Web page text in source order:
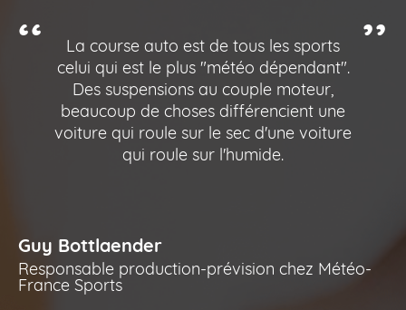
La course auto est de tous les sports
celui qui est le plus "météo dépendant".
Des suspensions au couple moteur,
beaucoup de choses différencient une
voiture qui roule sur le sec d'une voiture
qui roule sur l'humide.
Guy Bottlaender
Responsable production-prévision chez Météo-
France Sports